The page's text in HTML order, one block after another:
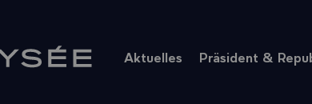
Aktuelles Präsident &